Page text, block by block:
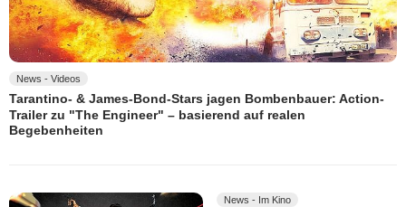
News - Videos
Tarantino- & James-Bond-Stars jagen Bombenbauer: Action-
Trailer zu "The Engineer" – basierend auf realen
Begebenheiten
News - Im Kino